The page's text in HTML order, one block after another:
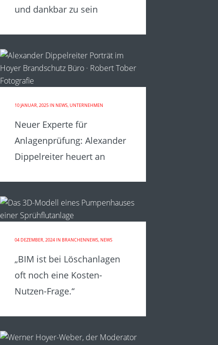
und dankbar zu sein
10 JANUAR, 2025IN NEWS,UNTERNEHMEN
Neuer Experte für
Anlagenprüfung: Alexander
Dippelreiter heuert an
04 DEZEMBER, 2024IN BRANCHENNEWS,NEWS
„BIM ist bei Löschanlagen
oft noch eine Kosten-
Nutzen-Frage.“